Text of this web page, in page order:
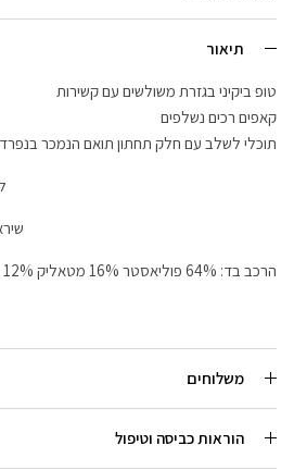
תיאור
טופ ביקיני בגזרת משולשים עם קשירות
קאפים רכים נשלפים
תוכלי לשלב עם חלק תחתון תואם הנמכר בנפרד
הרכב בד: 64% פוליאסטר 16% מטאליק 12% פולאמיד 8% אלסטן
משלוחים
הוראות כביסה וטיפול